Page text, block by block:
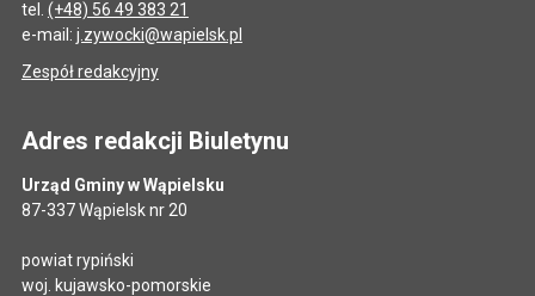
tel. (+48) 56 49 383 21
e-mail: j.zywocki@wapielsk.pl
Zespół redakcyjny
Adres redakcji Biuletynu
Urząd Gminy w Wąpielsku
87-337 Wąpielsk nr 20
powiat rypiński
woj. kujawsko-pomorskie